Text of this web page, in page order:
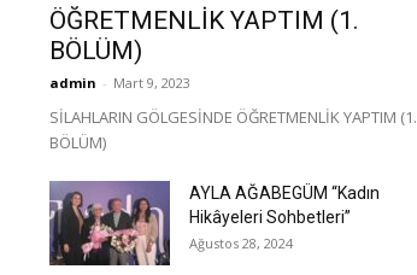
ÖĞRETMENLİK YAPTIM (1.
BÖLÜM)
admin - Mart 9, 2023
SİLAHLARIN GÖLGESİNDE ÖĞRETMENLİK YAPTIM (1.
BÖLÜM)
AYLA AĞABEGÜM “Kadın
Hikâyeleri Sohbetleri”
Ağustos 28, 2024